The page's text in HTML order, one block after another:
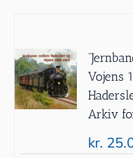
Vojens
Arkiv
kr.